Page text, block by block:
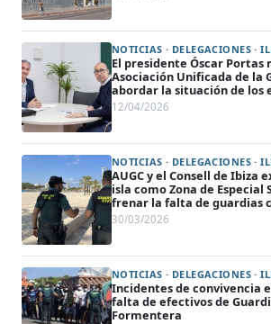
NOTICIAS · DELEGACIONES ·
El presidente Óscar Portas
Asociación Unificada de la
abordar la situación de los
seguridad en Formentera.
12/04/2026
NOTICIAS · DELEGACIONES ·
AUGC y el Consell de Ibiza
isla como Zona de
frenar la falta de guardias
30/03/2026
NOTICIAS · DELEGACIONES ·
Incidentes de convivencia
falta de efectivos de
Formentera